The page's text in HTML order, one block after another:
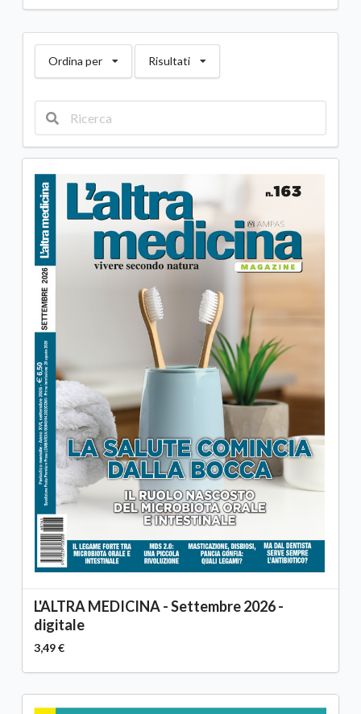
Ordina per Risultati
L'ALTRA MEDICINA - Settembre 2026 -
digitale
3,49 €